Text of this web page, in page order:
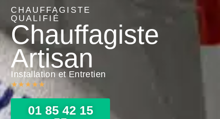
CHAUFFAGISTE
QUALIFIÉ
Chauffagiste
Artisan
Installation et Entretien
★★★★★
01 85 42 15